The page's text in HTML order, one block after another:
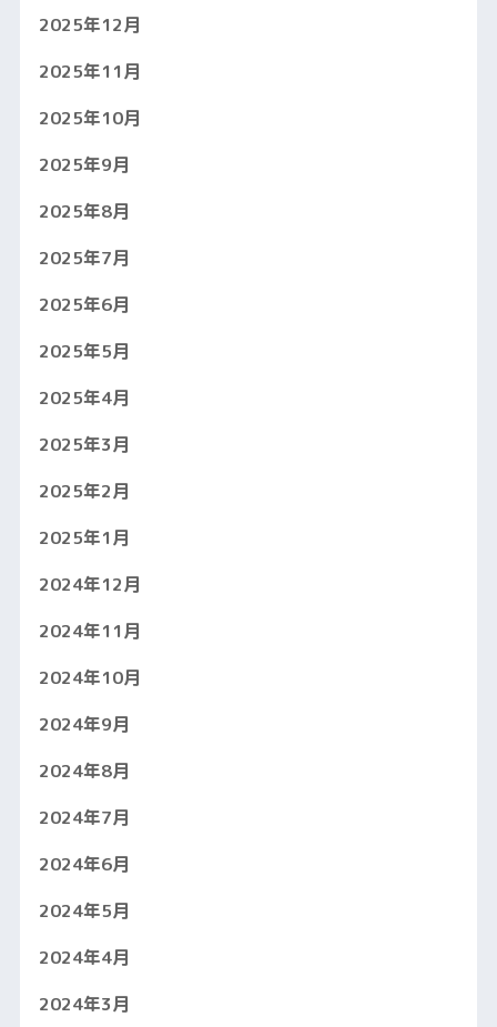
2025年12月
2025年11月
2025年10月
2025年9月
2025年8月
2025年7月
2025年6月
2025年5月
2025年4月
2025年3月
2025年2月
2025年1月
2024年12月
2024年11月
2024年10月
2024年9月
2024年8月
2024年7月
2024年6月
2024年5月
2024年4月
2024年3月